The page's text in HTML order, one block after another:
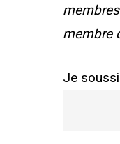
membre
Je